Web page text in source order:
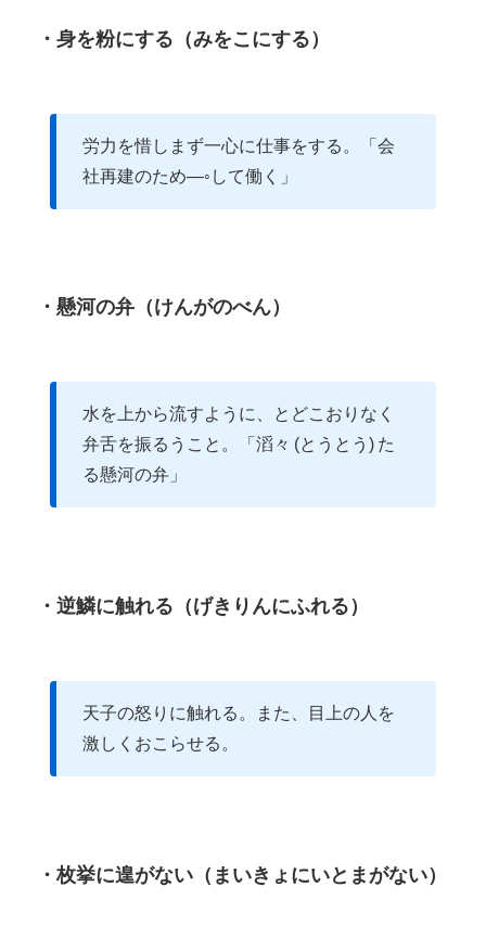
・身を粉にする（みをこにする）
労力を惜しまず一心に仕事をする。「会
社再建のため―◦して働く」
・懸河の弁（けんがのべん）
水を上から流すように、とどこおりなく
弁舌を振るうこと。「滔々 (とうとう) た
る懸河の弁」
・逆鱗に触れる（げきりんにふれる）
天子の怒りに触れる。また、目上の人を
激しくおこらせる。
・枚挙に遑がない（まいきょにいとまがない）